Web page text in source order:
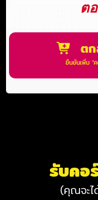
ต
ต
ยืนยันเพิ่ม "
รับคอ
(คุณจะ